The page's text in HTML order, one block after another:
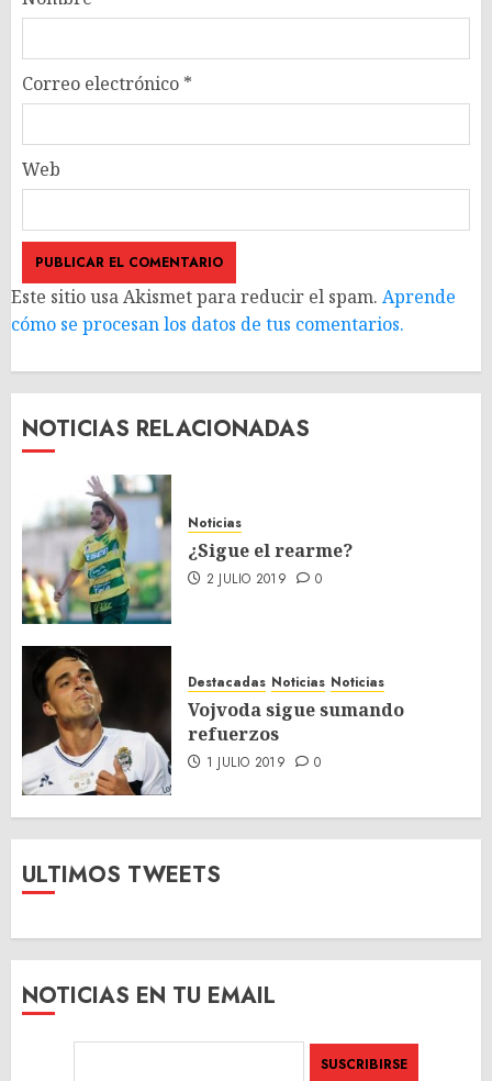
Correo electrónico *
Web
Este sitio usa Akismet para reducir el spam. Aprende
cómo se procesan los datos de tus comentarios.
NOTICIAS RELACIONADAS
Noticias
¿Sigue el rearme?
2 JULIO 2019 0
Destacadas Noticias Noticias
Vojvoda sigue sumando
refuerzos
1 JULIO 2019 0
ULTIMOS TWEETS
NOTICIAS EN TU EMAIL